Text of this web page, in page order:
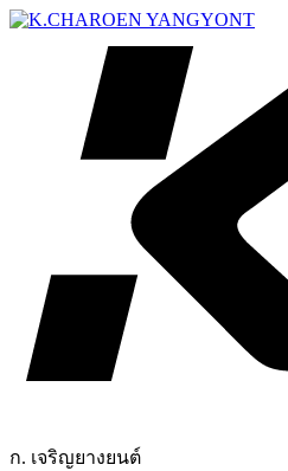
ก. เจริญยางยนต์